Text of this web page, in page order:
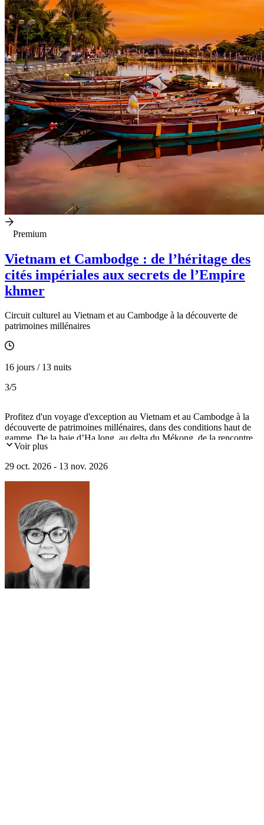
Premium
Vietnam et Cambodge : de l’héritage des
cités impériales aux secrets de l’Empire
khmer
Circuit culturel au Vietnam et au Cambodge à la découverte de
patrimoines millénaires
16 jours / 13 nuits
3/5
Profitez d'un voyage d'exception au Vietnam et au Cambodge à la
découverte de patrimoines millénaires, dans des conditions haut de
gamme. De la baie d’Ha long, au delta du Mékong, de la rencontre
d'un archéologue d'Angkor à l'opéra de Saïgon, ce séjour laissera
Voir plus
29 oct. 2026 - 13 nov. 2026